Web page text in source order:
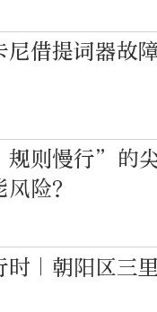
尼借提词器故
规则慢行”的
险？
时｜朝阳区三